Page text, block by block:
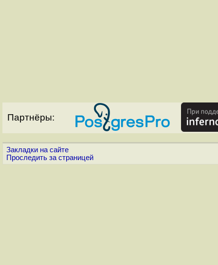
Партнёры:
Закладки на сайте
Проследить за страницей